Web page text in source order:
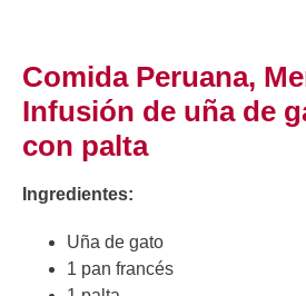
Comida Peruana,
Infusión de uña de
con palta
Ingredientes:
Uña de gato
1 pan francés